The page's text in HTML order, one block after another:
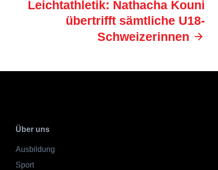
Leichtathletik: Nathacha Kouni
übertrifft sämtliche U18-
Schweizerinnen
Über uns
Ausbildung
Sport